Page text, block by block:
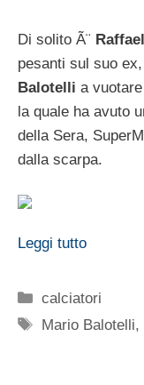
Di solito Ã¨
pesanti sul suo
Balotelli a
la quale ha avuto
della Sera,
dalla scarpa.
Leggi tutto
Categorie
calciatori
Tag
Mario Balotelli,